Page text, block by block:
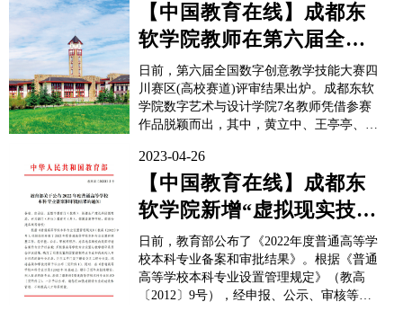
阳稚文主持。伴随着庄严的《国际歌》，开
班仪式拉开帷幕。仪式上，欧阳稚文部长宣
读开班文件。他指...
【中国教育在线】成都东
软学院教师在第六届全国
数字创意教学技能大赛四
川赛区 (高校...
日前，第六届全国数字创意教学技能大赛四
川赛区(高校赛道)评审结果出炉。成都东软
学院数字艺术与设计学院7名教师凭借参赛
作品脱颖而出，其中，黄立中、王亭亭、周
佳、屈岷铭获省赛二等奖，陈师豪获省赛三
等奖。校方表示，此次获奖是对学校教师专
业水平和能力的肯定，成都东软学院将进一
步强化师资队伍建设，...
2023-04-26
【中国教育在线】成都东
软学院新增“虚拟现实技
术”与“供应链管理”本科专
业
日前，教育部公布了《2022年度普通高等学
校本科专业备案和审批结果》。根据《普通
高等学校本科专业设置管理规定》（教高
〔2012〕9号），经申报、公示、审核等程